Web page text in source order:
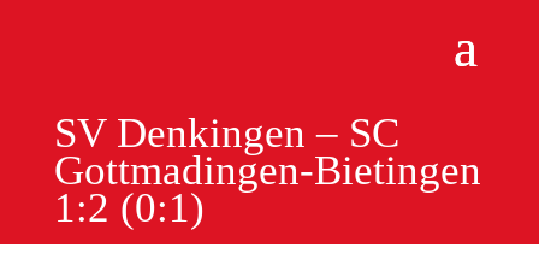
SV Denkingen – SC
Gottmadingen-Bietingen
1:2 (0:1)